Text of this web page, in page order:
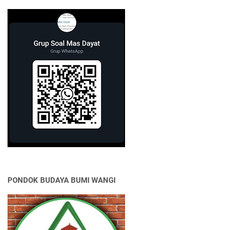
PONDOK BUDAYA BUMI WANGI